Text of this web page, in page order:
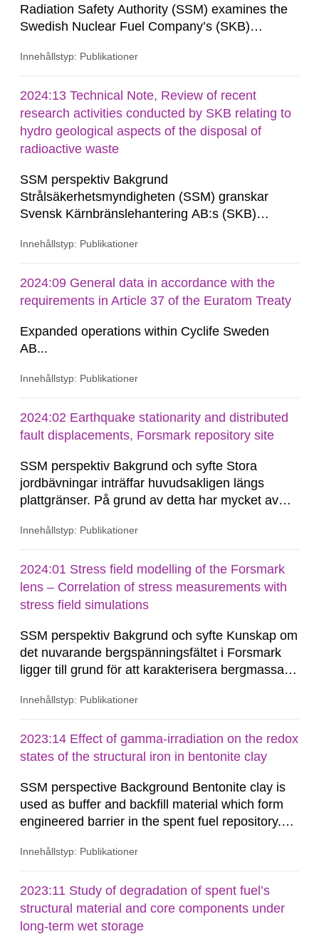
Radiation Safety Authority (SSM) examines the
Swedish Nuclear Fuel Company’s (SKB)
process according to the government’s licence
(SFS 1984:3) for the construction and operation
of geological disposal facilities. As part of the
review, SSM commissions consultants...
Innehållstyp: Publikationer
2024:13 Technical Note, Review of recent
research activities conducted by SKB relating to
hydro geological aspects of the disposal of
radioactive waste
SSM perspektiv Bakgrund
Strålsäkerhetsmyndigheten (SSM) granskar
Svensk Kärnbränslehantering AB:s (SKB)
godkännandeprocess enligt regeringens
kärnteknisk verksamhet avseende uppförande,
innehav och drift av geologiska
Innehållstyp: Publikationer
2024:09 General data in accordance with the
requirements in Article 37 of the Euratom Treaty
Expanded operations within Cyclife Sweden
AB...
Innehållstyp: Publikationer
2024:02 Earthquake stationarity and distributed
fault displacements, Forsmark repository site
SSM perspektiv Bakgrund och syfte Stora
jordbävningar inträffar huvudsakligen längs
plattgränser. På grund av detta har mycket av
Den allmänna bristen på seismicitet i stabila
har försvårat uppskattningar, såväl som
förståelsen,...
Innehållstyp: Publikationer
2024:01 Stress field modelling of the Forsmark
lens – Correlation of stress measurements with
stress field simulations
SSM perspektiv Bakgrund och syfte Kunskap om
det nuvarande bergspänningsfältet i Forsmark
ligger till grund för att karakterisera bergmassans
Endast med en god förståelse för den
bergmassan framtida hydro-mekaniska beteende
möjlig. Baserat på befintliga
Innehållstyp: Publikationer
2023:14 Effect of gamma-irradiation on the redox
states of the structural iron in bentonite clay
SSM perspective Background Bentonite clay is
used as buffer and backfill material which form
engineered barrier in the spent fuel repository.
canister will be exposed to gamma and neutron
years after closure of the repository. The redox
states of the structural iron in montmorillonite,
the dominant...
Innehållstyp: Publikationer
2023:11 Study of degradation of spent fuel’s
structural material and core components under
long-term wet storage